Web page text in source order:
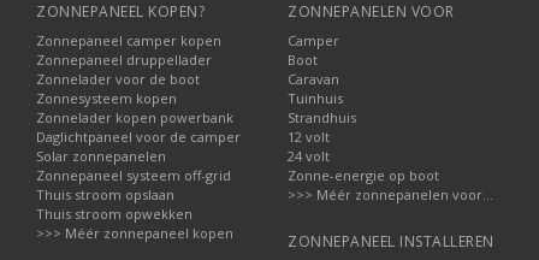
ZONNEPANEEL KOPEN?
Zonnepaneel camper kopen
Zonnepaneel druppellader
Zonnelader voor de boot
Zonnesysteem kopen
Zonnelader kopen powerbank
Daglichtpaneel voor de camper
Solar zonnepanelen
Zonnepaneel systeem off-grid
Thuis stroom opslaan
Thuis stroom opwekken
>>> Méér zonnepaneel kopen
ZONNEPANELEN VOOR
Camper
Boot
Caravan
Tuinhuis
Strandhuis
12 volt
24 volt
Zonne-energie op boot
>>> Méér zonnepanelen voor...
ZONNEPANEEL INSTALLEREN